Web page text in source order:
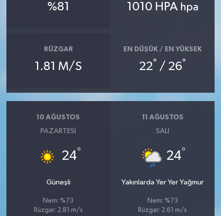
%81 1010 HPA hpa
RÜZGAR
1.81 M/S
EN DÜŞÜK / EN YÜKSEK
22° / 26°
10 AĞUSTOS
PAZARTESI
24°
Güneşli
Nem: %73
Rüzgar: 2.81 m/s
11 AĞUSTOS
SALI
24°
Yakınlarda Yer Yer Yağmur
Nem: %73
Rüzgar: 2.61 m/s